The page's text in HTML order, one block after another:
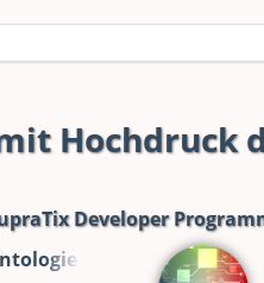
Hochdruck
Developer